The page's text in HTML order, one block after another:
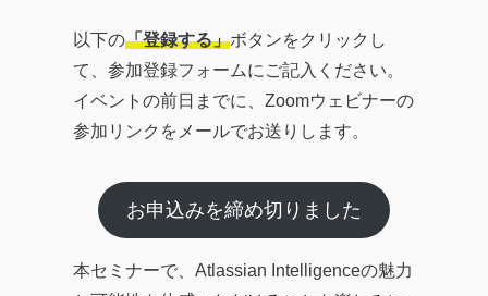
以下の「登録する」ボタンをクリックし
て、参加登録フォームにご記入ください。
イベントの前日までに、Zoomウェビナーの
参加リンクをメールでお送りします。
お申込みを締め切りました
本セミナーで、Atlassian Intelligenceの魅力